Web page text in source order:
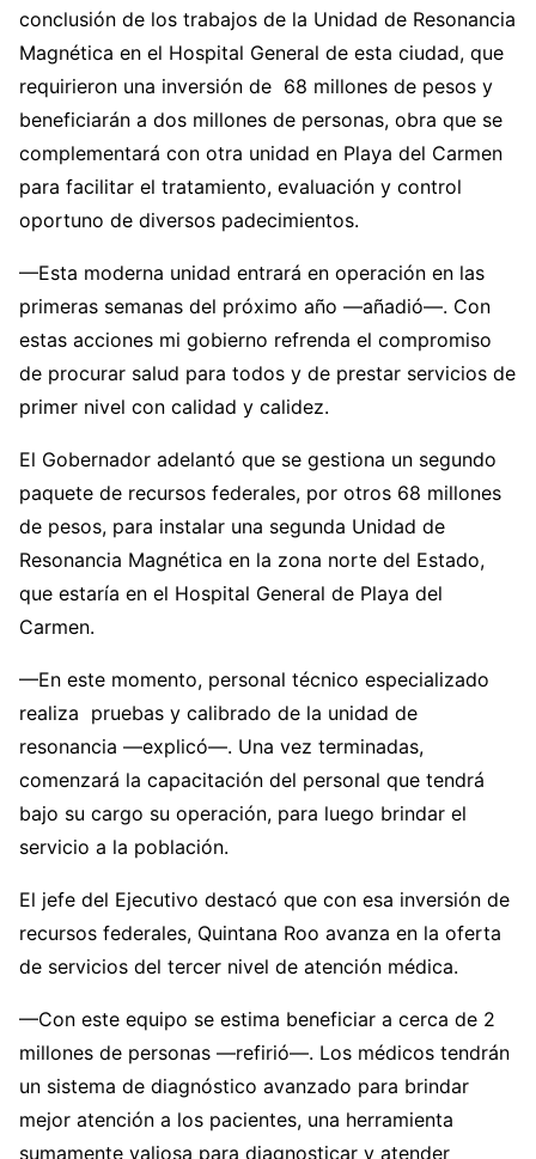
conclusión de los trabajos de la Unidad de Resonancia
Magnética en el Hospital General de esta ciudad, que
requirieron una inversión de 68 millones de pesos y
beneficiarán a dos millones de personas, obra que se
complementará con otra unidad en Playa del Carmen
para facilitar el tratamiento, evaluación y control
oportuno de diversos padecimientos.
—Esta moderna unidad entrará en operación en las
primeras semanas del próximo año —añadió—. Con
estas acciones mi gobierno refrenda el compromiso
de procurar salud para todos y de prestar servicios de
primer nivel con calidad y calidez.
El Gobernador adelantó que se gestiona un segundo
paquete de recursos federales, por otros 68 millones
de pesos, para instalar una segunda Unidad de
Resonancia Magnética en la zona norte del Estado,
que estaría en el Hospital General de Playa del
Carmen.
—En este momento, personal técnico especializado
realiza pruebas y calibrado de la unidad de
resonancia —explicó—. Una vez terminadas,
comenzará la capacitación del personal que tendrá
bajo su cargo su operación, para luego brindar el
servicio a la población.
El jefe del Ejecutivo destacó que con esa inversión de
recursos federales, Quintana Roo avanza en la oferta
de servicios del tercer nivel de atención médica.
—Con este equipo se estima beneficiar a cerca de 2
millones de personas —refirió—. Los médicos tendrán
un sistema de diagnóstico avanzado para brindar
mejor atención a los pacientes, una herramienta
sumamente valiosa para diagnosticar y atender